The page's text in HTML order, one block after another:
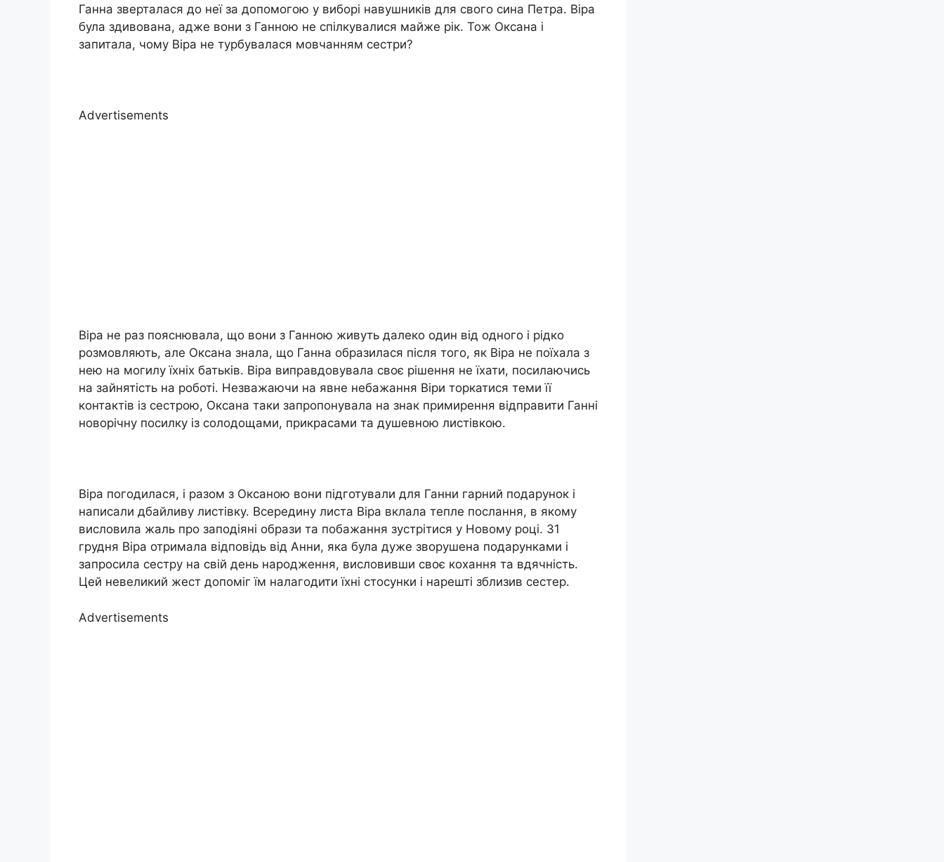
Ганна зверталася до неї за допомогою у виборі навушників для свого сина Петра. Віра
була здивована, адже вони з Ганною не спілкувалися майже рік. Тож Оксана і
запитала, чому Віра не турбувалася мовчанням сестри?
Advertisements
Віра не раз пояснювала, що вони з Ганною живуть далеко один від одного і рідко
розмовляють, але Оксана знала, що Ганна образилася після того, як Віра не поїхала з
нею на могилу їхніх батьків. Віра виправдовувала своє рішення не їхати, посилаючись
на зайнятість на роботі. Незважаючи на явне небажання Віри торкатися теми її
контактів із сестрою, Оксана таки запропонувала на знак примирення відправити Ганні
новорічну посилку із солодощами, прикрасами та душевною листівкою.
Віра погодилася, і разом з Оксаною вони підготували для Ганни гарний подарунок і
написали дбайливу листівку. Всередину листа Віра вклала тепле послання, в якому
висловила жаль про заподіяні образи та побажання зустрітися у Новому році. 31
грудня Віра отримала відповідь від Анни, яка була дуже зворушена подарунками і
запросила сестру на свій день народження, висловивши своє кохання та вдячність.
Цей невеликий жест допоміг їм налагодити їхні стосунки і нарешті зблизив сестер.
Advertisements